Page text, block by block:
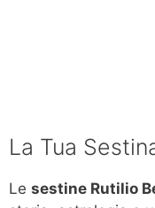
La Tua
Le sestine Rutilio